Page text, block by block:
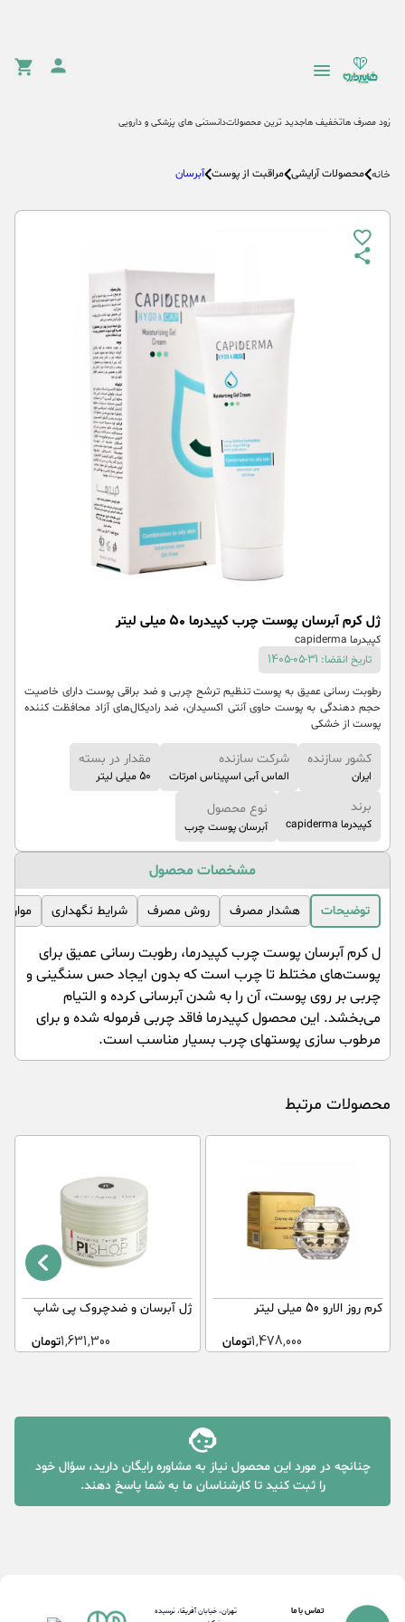
زود مصرف هاتخفیف هاجدید ترین محصولاتدانستنی های پزشکی و دارویی
خانه محصولات آرایشی مراقبت از پوست آبرسان
ژل کرم آبرسان پوست چرب کپیدرما 50 میلی لیتر
کپیدرما capiderma
تاریخ انقضا: 31-05-1405
رطوبت رسانی عمیق به پوست تنظیم ترشح چربی و ضد براقی پوست دارای خاصیت
حجم دهندگی به پوست حاوی آنتی اکسیدان، ضد رادیکال‌های آزاد محافظت کننده
پوست از خشکی
کشور سازنده
ایران
شرکت سازنده
الماس آبی اسپیناس امرتات
مقدار در بسته
50 میلی لیتر
برند
کپیدرما capiderma
نوع محصول
آبرسان پوست چرب
مشخصات محصول
توضیحات هشدار مصرف روش مصرف شرایط نگهداری
ل کرم آبرسان پوست چرب کپیدرما، رطوبت رسانی عمیق برای
پوست‌های مختلط تا چرب است که بدون ایجاد حس سنگینی و
چربی بر روی پوست، آن را به شدن آبرسانی کرده و التیام
می‌بخشد. این محصول کپیدرما فاقد چربی فرموله شده و برای
مرطوب سازی پوستهای چرب بسیار مناسب است.
محصولات مرتبط
کرم روز الارو 50 میلی لیتر
1,478,000تومان
ژل آبرسان و ضدچروک پی شاپ
1,631,300تومان
چنانچه در مورد این محصول نیاز به مشاوره رایگان دارید، سؤال خود
را ثبت کنید تا کارشناسان ما به شما پاسخ دهند.
تماس با ما
تهران، خیابان آفریقا، نرسیده